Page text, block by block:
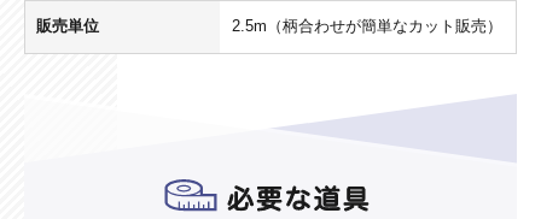
販売単位 2.5m（柄合わせが簡単なカット販売）